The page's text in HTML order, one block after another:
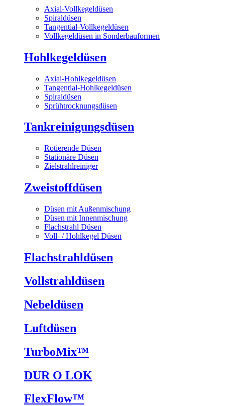
Axial-Vollkegeldüsen
Spiraldüsen
Tangential-Vollkegeldüsen
Vollkegeldüsen in Sonderbauformen
Hohlkegeldüsen
Axial-Hohlkegeldüsen
Tangential-Hohlkegeldüsen
Spiraldüsen
Sprühtrocknungsdüsen
Tankreinigungsdüsen
Rotierende Düsen
Stationäre Düsen
Zielstrahlreiniger
Zweistoffdüsen
Düsen mit Außenmischung
Düsen mit Innenmischung
Flachstrahl Düsen
Voll- / Hohlkegel Düsen
Flachstrahldüsen
Vollstrahldüsen
Nebeldüsen
Luftdüsen
TurboMix™
DUR O LOK
FlexFlow™